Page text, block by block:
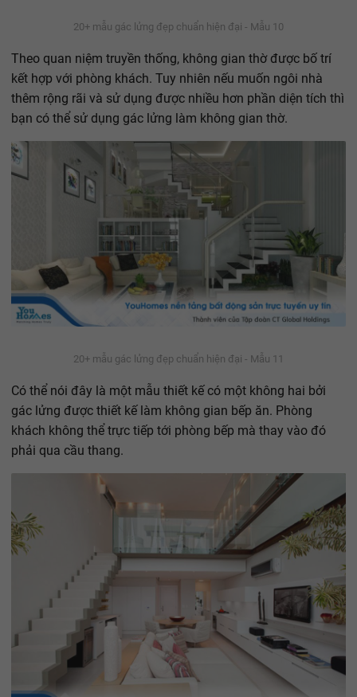
20+ mẫu gác lửng đẹp chuẩn hiện đại - Mẫu 10
Theo quan niệm truyền thống, không gian thờ được bố trí
kết hợp với phòng khách. Tuy nhiên nếu muốn ngôi nhà
thêm rộng rãi và sử dụng được nhiều hơn phần diện tích thì
bạn có thể sử dụng gác lửng làm không gian thờ.
20+ mẫu gác lửng đẹp chuẩn hiện đại - Mẫu 11
Có thể nói đây là một mẫu thiết kế có một không hai bởi
gác lửng được thiết kế làm không gian bếp ăn. Phòng
khách không thể trực tiếp tới phòng bếp mà thay vào đó
phải qua cầu thang.